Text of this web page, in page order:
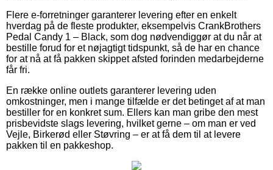
Flere e-forretninger garanterer levering efter en enkelt
hverdag på de fleste produkter, eksempelvis CrankBrothers
Pedal Candy 1 – Black, som dog nødvendiggør at du når at
bestille forud for et nøjagtigt tidspunkt, så de har en chance
for at nå at få pakken skippet afsted forinden medarbejderne
får fri.
En række online outlets garanterer levering uden
omkostninger, men i mange tilfælde er det betinget af at man
bestiller for en konkret sum. Ellers kan man gribe den mest
prisbevidste slags levering, hvilket gerne – om man er ved
Vejle, Birkerød eller Støvring – er at få dem til at levere
pakken til en pakkeshop.